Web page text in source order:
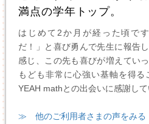
満点の学年トップ。
はじめて2か月が経った頃で
だ！」と喜び勇んで先生に報告
感じ、この先も喜びが増えてい
もども非常に心強い基軸を得る
YEAH mathとの出会いに感謝して
≫ 他のご利用者さまの声をみる